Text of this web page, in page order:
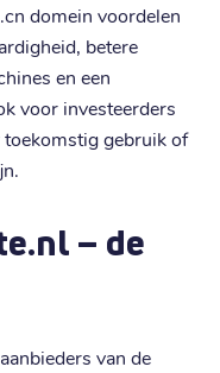
domein voordelen
betere
en een
voor investeerders
gebruik of
– de
van de